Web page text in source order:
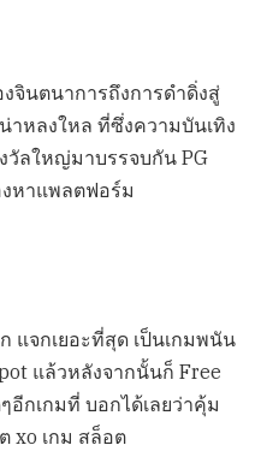
งจินตนาการถึงการดำดิ่งสู่
าหลงใหล ที่ซึ่งความบันเทิง
วัลใหญ่มาบรรจบกัน PG
หาแพลตฟอร์ม
แจกเยอะที่สุด เป็นเกมพนัน
แล้วหลังจากนั้นก็ Free
อีกเกมที่ บอกได้เลยว่าคุ้ม
xo เกม สล็อต